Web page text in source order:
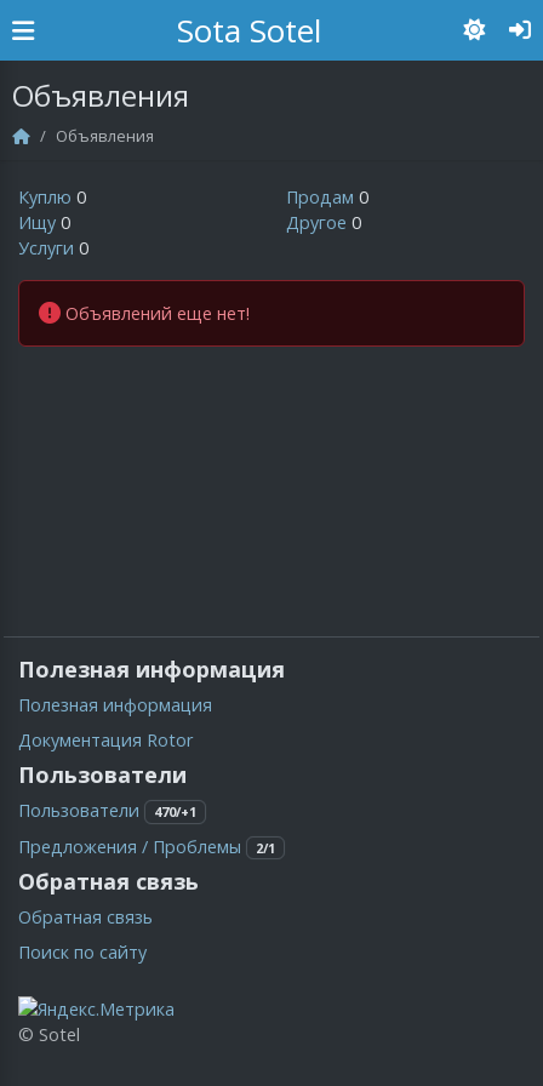
Sota Sotel
Объявления
Объявления
Куплю 0 Продам 0
Ищу 0 Другое 0
Услуги 0
Объявлений еще нет!
Полезная информация
Полезная информация
Документация Rotor
Пользователи
Пользователи 470/+1
Предложения / Проблемы 2/1
Обратная связь
Обратная связь
Поиск по сайту
© Sotel